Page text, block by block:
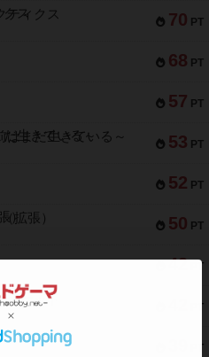
70 PT
ティクス
68 PT
57 PT
53 PT
まだ生きている～
52 PT
50 PT
拡張）
42 PT
PT
ケット
PT